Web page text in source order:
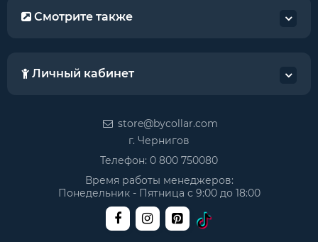
Смотрите также
Личный кабинет
store@bycollar.com
г. Чернигов
Телефон: 0 800 750080
Время работы менеджеров:
Понедельник - Пятница с 9:00 до 18:00